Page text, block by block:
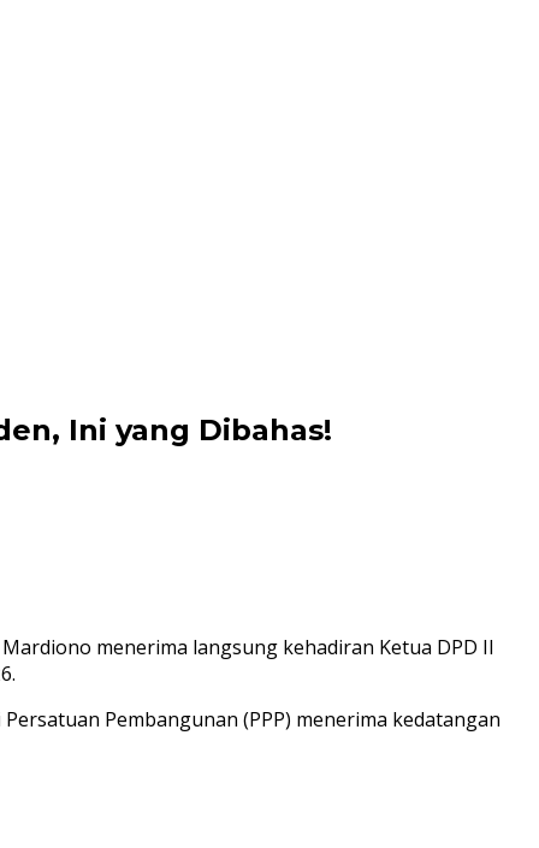
Ini yang Dibahas!
menerima langsung kehadiran Ketua DPD II
Pembangunan (PPP) menerima kedatangan